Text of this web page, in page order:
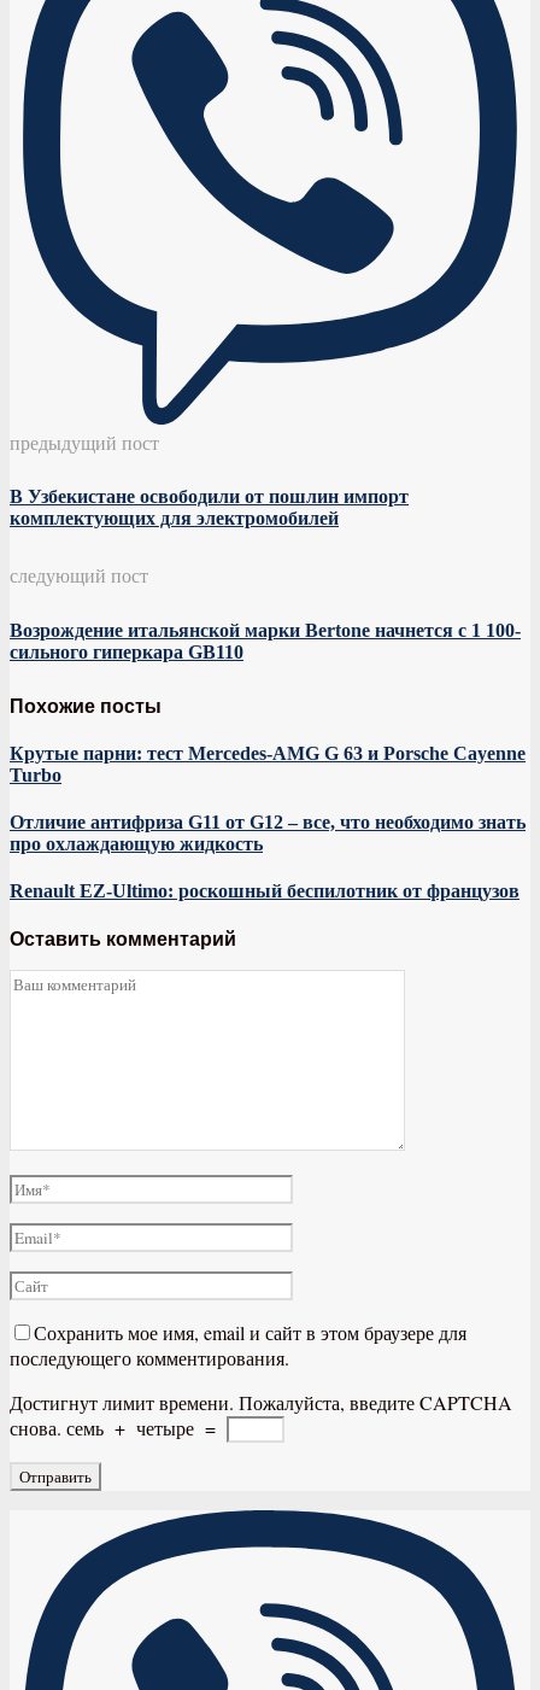
предыдущий пост
В Узбекистане освободили от пошлин импорт
комплектующих для электромобилей
следующий пост
Возрождение итальянской марки Bertone начнется с 1 100-
сильного гиперкара GB110
Похожие посты
Крутые парни: тест Mercedes-AMG G 63 и Porsche Cayenne
Turbo
Отличие антифриза G11 от G12 – все, что необходимо знать
про охлаждающую жидкость
Renault EZ-Ultimo: роскошный беспилотник от французов
Оставить комментарий
Сохранить мое имя, email и сайт в этом браузере для
последующего комментирования.
Достигнут лимит времени. Пожалуйста, введите CAPTCHA
снова. семь + четыре =